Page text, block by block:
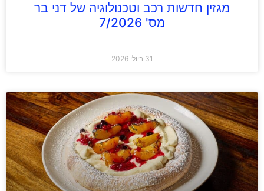
מגזין חדשות רכב וטכנולוגיה של דני בר
מס' 7/2026
31 ביולי 2026